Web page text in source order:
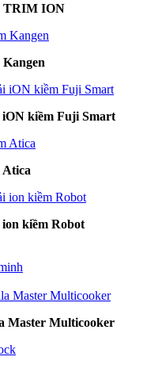
TRIM ION
kiềm Fuji Smart
Atica
kiềm Robot
Master Multicooker